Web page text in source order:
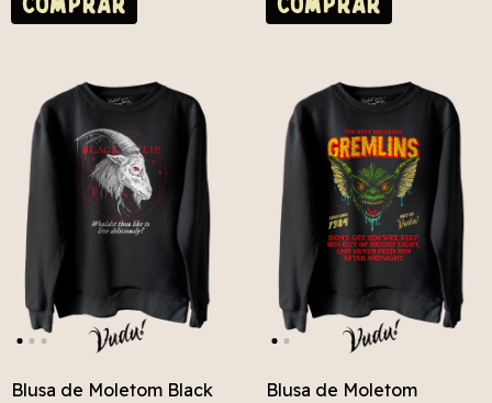
Blusa de Moletom Black
Blusa de Moletom